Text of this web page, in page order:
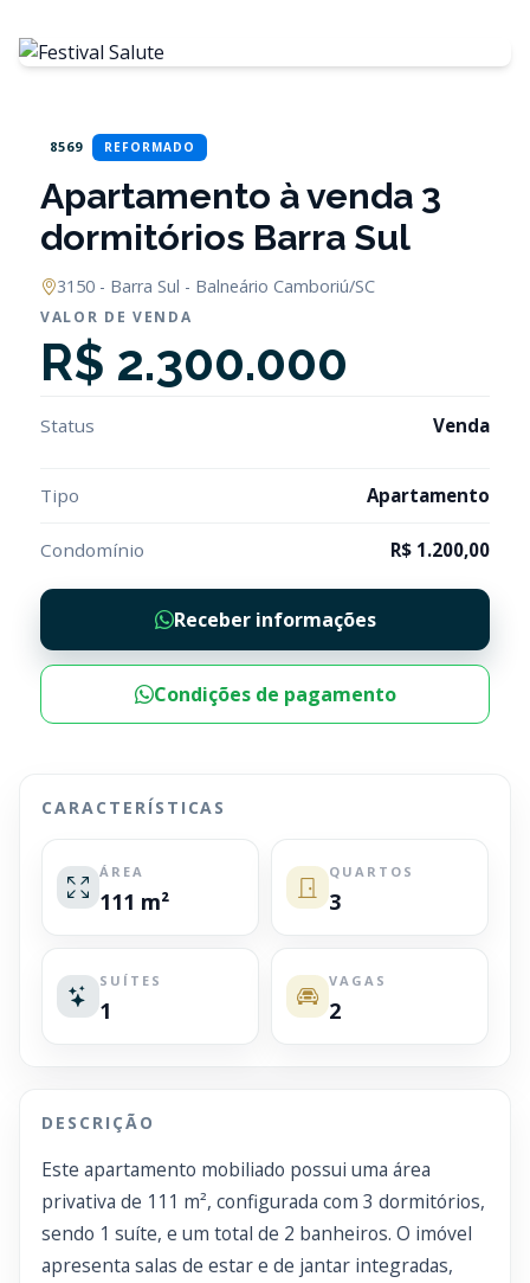
8569 REFORMADO
Apartamento à venda 3
dormitórios Barra Sul
3150 - Barra Sul - Balneário Camboriú/SC
VALOR DE VENDA
R$ 2.300.000
Status Venda
Tipo Apartamento
Condomínio R$ 1.200,00
Receber informações
Condições de pagamento
CARACTERÍSTICAS
ÁREA
111 m²
QUARTOS
3
SUÍTES
1
VAGAS
2
DESCRIÇÃO
Este apartamento mobiliado possui uma área
privativa de 111 m², configurada com 3 dormitórios,
sendo 1 suíte, e um total de 2 banheiros. O imóvel
apresenta salas de estar e de jantar integradas,